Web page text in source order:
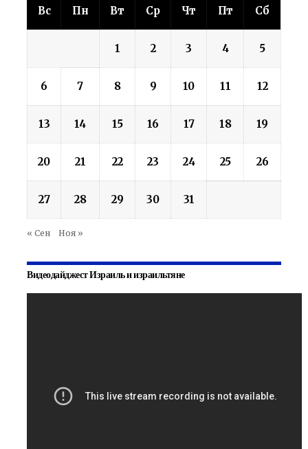
Вс Пн Вт Ср Чт Пт Сб
1 2 3 4 5
6 7 8 9 10 11 12
13 14 15 16 17 18 19
20 21 22 23 24 25 26
27 28 29 30 31
« Сен Ноя »
Видеодайджест Израиль и израильтяне